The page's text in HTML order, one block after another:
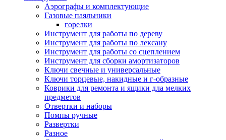
Аэрографы и комплектующие
Газовые паяльники
горелки
Инструмент для работы по дереву
Инструмент для работы по лексану
Инструмент для работы со сцеплением
Инструмент для сборки амортизаторов
Ключи свечные и универсальные
Ключи торцевые, накидные и г-образные
Коврики для ремонта и ящики дла мелких
предметов
Отвертки и наборы
Помпы ручные
Развертки
Разное